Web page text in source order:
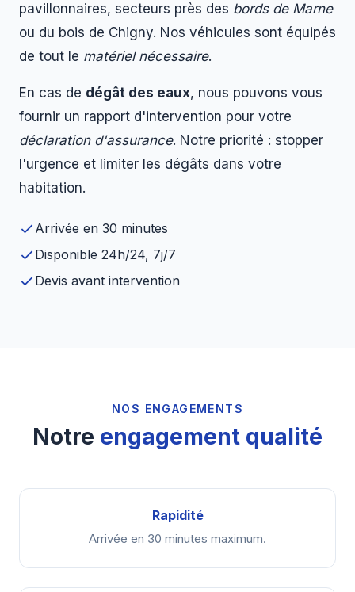
pavillonnaires, secteurs près des bords de Marne
ou du bois de Chigny. Nos véhicules sont équipés
de tout le matériel nécessaire.
En cas de dégât des eaux, nous pouvons vous
fournir un rapport d'intervention pour votre
déclaration d'assurance. Notre priorité : stopper
l'urgence et limiter les dégâts dans votre
habitation.
Arrivée en 30 minutes
Disponible 24h/24, 7j/7
Devis avant intervention
NOS ENGAGEMENTS
Notre engagement qualité
Rapidité
Arrivée en 30 minutes maximum.